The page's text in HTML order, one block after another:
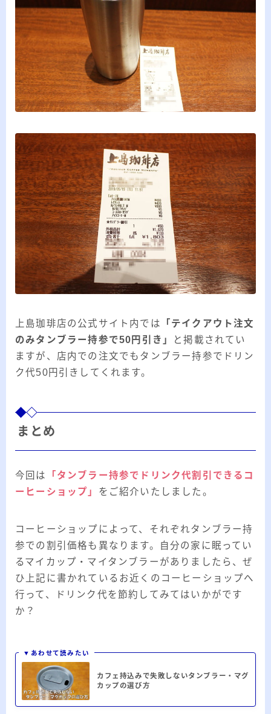
上島珈琲店の公式サイト内では
「テイクアウト注文
のみタンブラー持参で50円引き」
と掲載されてい
ますが、店内での注文でもタンブラー持参でドリン
ク代50円引きしてくれます。
まとめ
今回は
「タンブラー持参でドリンク代割引できるコ
ーヒーショップ」 をご紹介いたしました。
コーヒーショップによって、それぞれタンブラー持
参での割引価格も異なります。自分の家に眠ってい
るマイカップ・マイタンブラーがありましたら、ぜ
ひ上記に書かれているお近くのコーヒーショップへ
行って、ドリンク代を節約してみてはいかがです
か？
▼あわせて読みたい
カフェ持込みで失敗しないタンブラー・マグ
カップの選び方